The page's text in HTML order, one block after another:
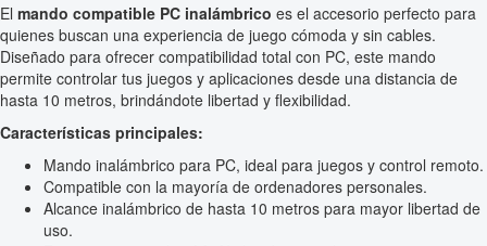
El mando compatible PC inalámbrico es el accesorio perfecto para
quienes buscan una experiencia de juego cómoda y sin cables.
Diseñado para ofrecer compatibilidad total con PC, este mando
permite controlar tus juegos y aplicaciones desde una distancia de
hasta 10 metros, brindándote libertad y flexibilidad.
Características principales:
Mando inalámbrico para PC, ideal para juegos y control remoto.
Compatible con la mayoría de ordenadores personales.
Alcance inalámbrico de hasta 10 metros para mayor libertad de
uso.